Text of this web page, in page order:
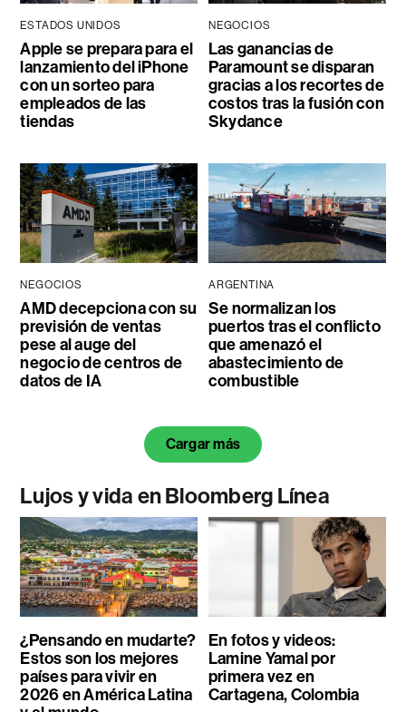
ESTADOS UNIDOS
Apple se prepara para el
lanzamiento del iPhone
con un sorteo para
empleados de las
tiendas
NEGOCIOS
Las ganancias de
Paramount se disparan
gracias a los recortes de
costos tras la fusión con
Skydance
NEGOCIOS
AMD decepciona con su
previsión de ventas
pese al auge del
negocio de centros de
datos de IA
ARGENTINA
Se normalizan los
puertos tras el conflicto
que amenazó el
abastecimiento de
combustible
Cargar más
Lujos y vida en Bloomberg Línea
¿Pensando en mudarte?
Estos son los mejores
países para vivir en
2026 en América Latina
En fotos y videos:
Lamine Yamal por
primera vez en
Cartagena, Colombia